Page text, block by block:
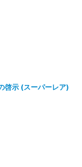
示 (スーパーレア)